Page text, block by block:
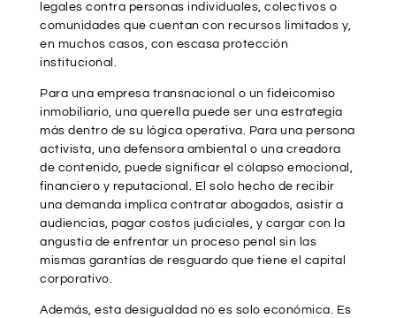
legales contra personas individuales, colectivos o
comunidades que cuentan con recursos limitados y,
en muchos casos, con escasa protección
institucional.
Para una empresa transnacional o un fideicomiso
inmobiliario, una querella puede ser una estrategia
más dentro de su lógica operativa. Para una persona
activista, una defensora ambiental o una creadora
de contenido, puede significar el colapso emocional,
financiero y reputacional. El solo hecho de recibir
una demanda implica contratar abogados, asistir a
audiencias, pagar costos judiciales, y cargar con la
angustia de enfrentar un proceso penal sin las
mismas garantías de resguardo que tiene el capital
corporativo.
Además, esta desigualdad no es solo económica. Es